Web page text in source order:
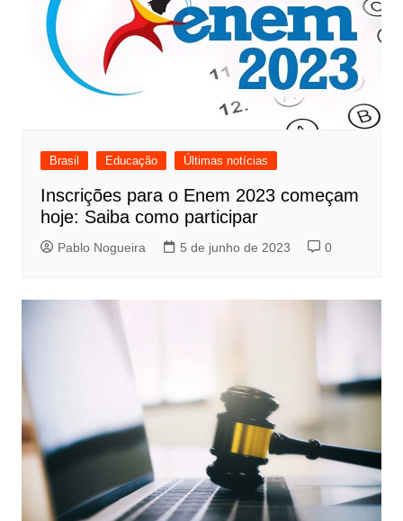
Brasil Educação Últimas notícias
Inscrições para o Enem 2023 começam
hoje: Saiba como participar
Pablo Nogueira 5 de junho de 2023 0